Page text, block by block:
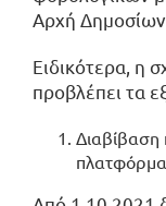
Αρχή
Ειδικότερα, η
προβλέπει τα